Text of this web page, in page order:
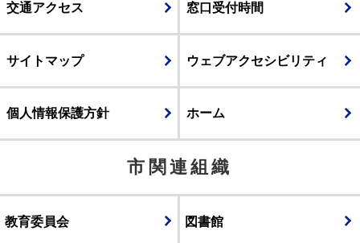
交通アクセス 窓口受付時間
サイトマップ ウェブアクセシビリティ
個人情報保護方針 ホーム
市関連組織
教育委員会 図書館